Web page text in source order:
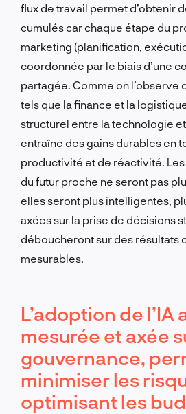
flux de travail permet d’obtenir
cumulés car chaque étape du
marketing (planification,
coordonnée par le biais d’une
partagée. Comme on l’observe
tels que la finance et la
structurel entre la technologie
entraîne des gains durables en
productivité et de réactivité.
du futur proche ne seront pas
elles seront plus intelligentes,
axées sur la prise de décisions
déboucheront sur des résultats
mesurables.
L’adoption de
mesurée et axée
gouvernance,
minimiser les
optimisant les